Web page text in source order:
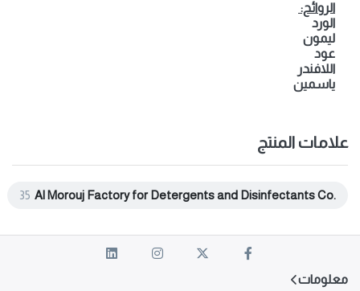
الروائح:
الورد
ليمون
عود
اللافندر
ياسمين
علامات المنتج
Al Morouj Factory for Detergents and Disinfectants Co.
35
معلومات